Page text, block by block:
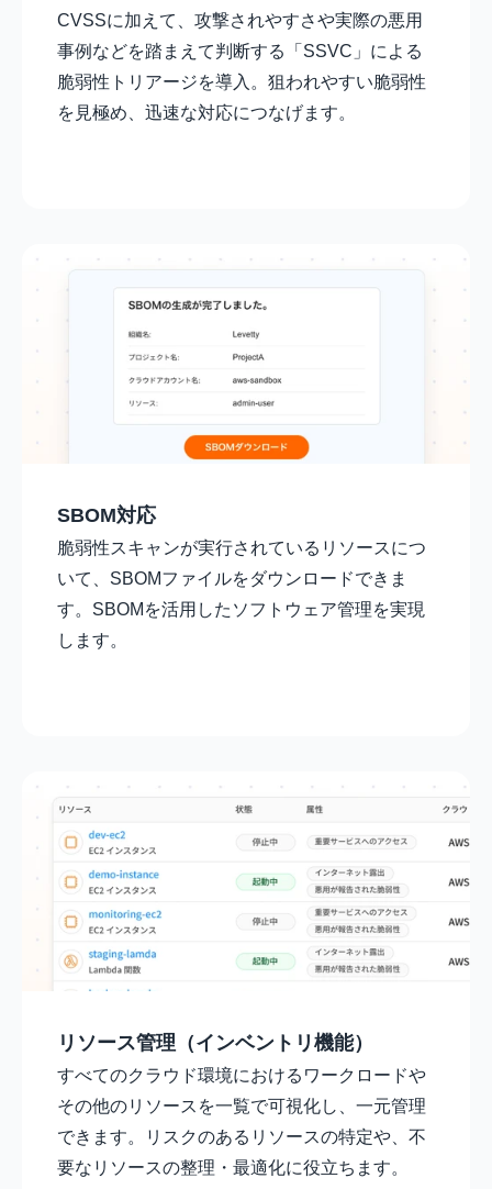
CVSSに加えて、攻撃されやすさや実際の悪用
事例などを踏まえて判断する「SSVC」による
脆弱性トリアージを導入。狙われやすい脆弱性
を見極め、迅速な対応につなげます。
SBOM対応
脆弱性スキャンが実行されているリソースにつ
いて、SBOMファイルをダウンロードできま
す。SBOMを活用したソフトウェア管理を実現
します。
リソース管理（インベントリ機能）
すべてのクラウド環境におけるワークロードや
その他のリソースを一覧で可視化し、一元管理
できます。リスクのあるリソースの特定や、不
要なリソースの整理・最適化に役立ちます。